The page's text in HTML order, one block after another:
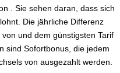
. Sie sehen daran, dass sich
Die jährliche Differenz
und dem günstigsten Tarif
sind Sofortbonus, die jedem
von ausgezahlt werden.